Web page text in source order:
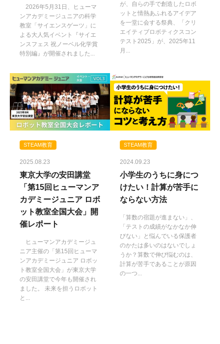
2026年5月31日、ヒューマ
ンアカデミージュニアの科学
教室「サイエンスゲーツ」に
よる大人気イベント『サイエ
ンスフェス 祝ノーベル化学賞
特別編』が開催されました...
が、自らの手で創造したロボ
ットと情熱あふれるアイデア
を一堂に会する祭典、「クリ
エイティブロボティクスコン
テスト2025」が、2025年11
月...
STEAM教育
2025.08.23
東京大学の安田講堂
「第15回ヒューマンア
カデミージュニア ロボ
ット教室全国大会」開
催レポート
ヒューマンアカデミージュ
ニア主催の「第15回ヒューマ
ンアカデミージュニア ロボッ
ト教室全国大会」が東京大学
の安田講堂で今年も開催され
ました。 未来を担うロボット
と...
STEAM教育
2024.09.23
小学生のうちに身につ
けたい！計算が苦手に
ならない方法
「算数の宿題が進まない」、
「テストの成績がなかなか伸
びない」と悩んでいる保護者
のかたは多いのはないでしょ
うか？算数で伸び悩むのは、
計算が苦手であることが原因
の一つ...